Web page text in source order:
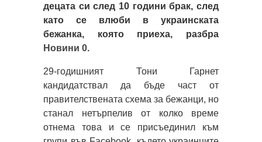
децата си след 10 години брак, след
като се влюби в украинската
бежанка, която приеха, разбра
Новини 0.
29-годишният Тони Гарнет
кандидатствал да бъде част от
правителствената схема за бежанци, но
станал нетърпелив от колко време
отнема това и се присъединил към